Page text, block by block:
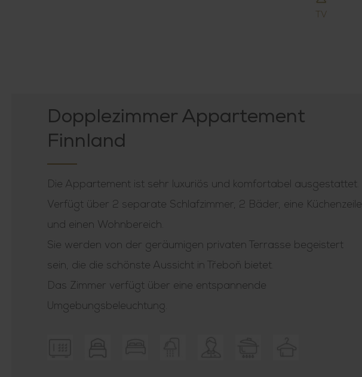
TV
Dopplezimmer Appartement
Finnland
Die Appartement ist sehr luxuriös und komfortabel ausgestattet.
Verfügt über 2 separate Schlafzimmer, 2 Bäder, eine Küchenzeile
und einen Wohnbereich.
Sie werden von der geräumigen privaten Terrasse begeistert
sein, die die schönste Aussicht in Třeboň bietet.
Das Zimmer verfügt über eine entspannende
Umgebungsbeleuchtung.